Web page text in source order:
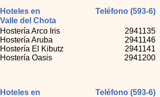
Hostería Arco Iris
Hostería Aruba
Hostería El Kibutz
Hostería Oasis
Hoteles en
Valle del Chota
Teléfono (593-6)
Hoteles en
Teléfono (593-6)
2941135
2941146
2941141
2941200